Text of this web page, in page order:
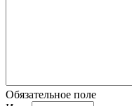
Обязательное поле